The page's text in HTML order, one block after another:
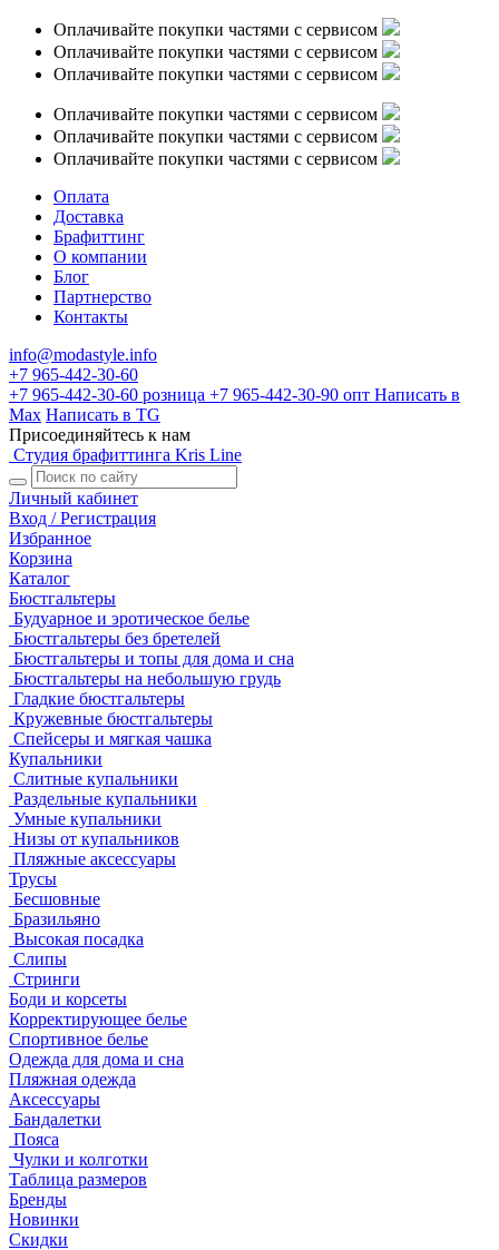
Оплачивайте покупки частями с сервисом
Оплачивайте покупки частями с сервисом
Оплачивайте покупки частями с сервисом
Оплачивайте покупки частями с сервисом
Оплачивайте покупки частями с сервисом
Оплачивайте покупки частями с сервисом
Оплата
Доставка
Брафиттинг
О компании
Блог
Партнерство
Контакты
info@modastyle.info
+7 965-442-30-60
+7 965-442-30-60 розница +7 965-442-30-90 опт Написать в
Max Написать в TG
Присоединяйтесь к нам
Студия брафиттинга Kris Line
Личный кабинет
Вход / Регистрация
Избранное
Корзина
Каталог
Бюстгальтеры
Будуарное и эротическое белье
Бюстгальтеры без бретелей
Бюстгальтеры и топы для дома и сна
Бюстгальтеры на небольшую грудь
Гладкие бюстгальтеры
Кружевные бюстгальтеры
Спейсеры и мягкая чашка
Купальники
Слитные купальники
Раздельные купальники
Умные купальники
Низы от купальников
Пляжные аксессуары
Трусы
Бесшовные
Бразильяно
Высокая посадка
Слипы
Стринги
Боди и корсеты
Корректирующее белье
Спортивное белье
Одежда для дома и сна
Пляжная одежда
Аксессуары
Бандалетки
Пояса
Чулки и колготки
Таблица размеров
Бренды
Новинки
Скидки